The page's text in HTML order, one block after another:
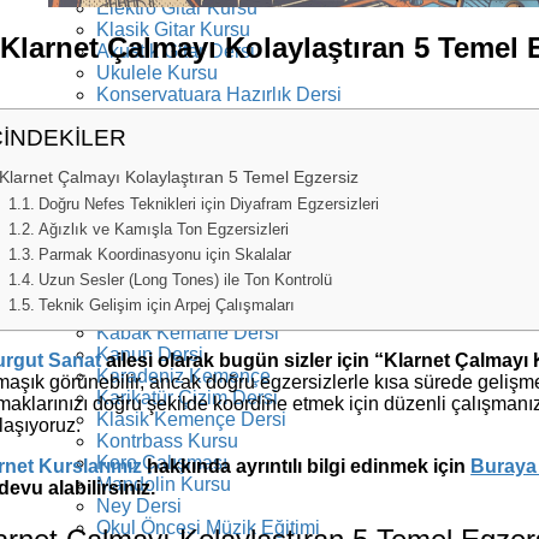
Elektro Gitar Kursu
Klasik Gitar Kursu
Akustik Gitar Dersi
Ukulele Kursu
Konservatuara Hazırlık Dersi
Resim Kursu
Bağlama Kursu
Yan Flüt Kursu
Saksafon Kursu
Akordeon Kursu
Flamenko Gitar Dersi
Bas Gitar Kursu
Dans Kursu
Darbuka Kursu
Kabak Kemane Dersi
Kanun Dersi
Karadeniz Kemençe
Karikatür Çizim Dersi
Klasik Kemençe Dersi
Kontrbass Kursu
Koro Çalışması
Mandolin Kursu
Ney Dersi
Okul Öncesi Müzik Eğitimi
Klarnet Çalmayı Kolaylaştıran 5 Temel
Klarnet Çalmayı Kolaylaştıran 5 Temel Egzersiz
Doğru Nefes Teknikleri için Diyafram Egzersizleri
Ağızlık ve Kamışla Ton Egzersizleri
Parmak Koordinasyonu için Skalalar
Uzun Sesler (Long Tones) ile Ton Kontrolü
Teknik Gelişim için Arpej Çalışmaları
Sanatailesi olarak bugün sizler için “Klarnet Çalmayı
görünebilir, ancak doğru egzersizlerle kısa sürede
doğru şekilde koordine etmek için düzenli
Kurslarımızhakkında ayrıntılı bilgi edinmek için Buraya
alabilirsiniz.